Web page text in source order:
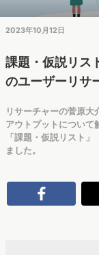
2023年10月12日
課題・仮説リス
のユーザーリサ
リサーチャーの菅原
アウトプットについて
「課題・仮説リスト
ました。